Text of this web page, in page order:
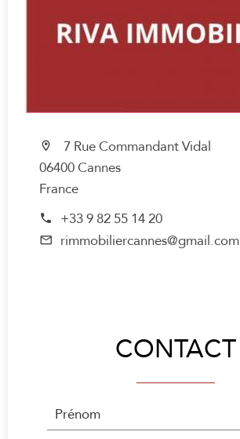
7 Rue Commandant Vidal
06400 Cannes
France
+33 9 82 55 14 20
rimmobiliercannes@gmail.com
CONTACT